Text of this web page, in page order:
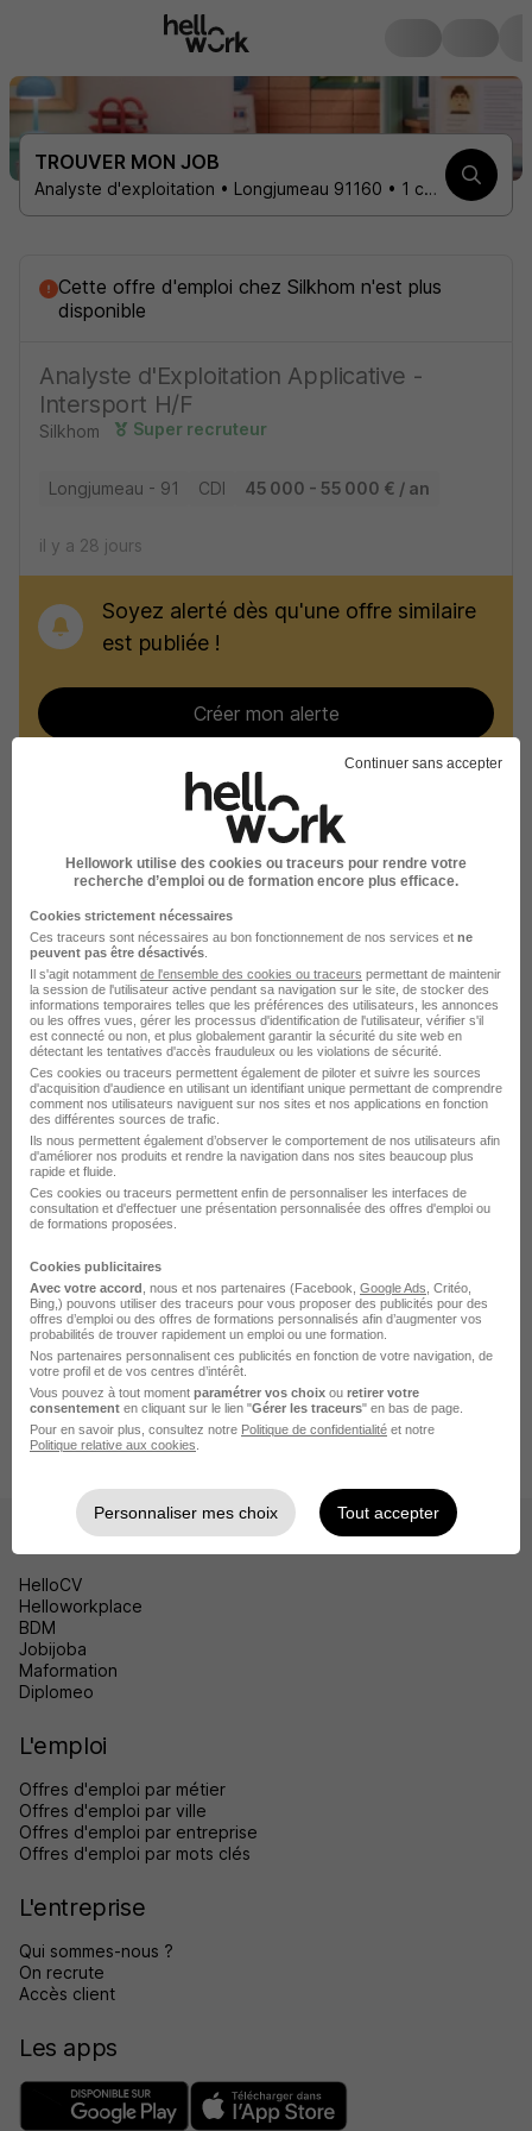
TROUVER MON JOB
Analyste d'exploitation • Longjumeau 91160 • 1 contrat
Cette offre d'emploi chez Silkhom n'est plus
disponible
Analyste d'Exploitation Applicative -
Intersport H/F
Silkhom Super recruteur
Longjumeau - 91 CDI 45 000 - 55 000 € / an
il y a 28 jours
Soyez alerté dès qu'une offre similaire
est publiée !
Créer mon alerte
Recherches similaires
Job Informatique
Job Étampes
Job Dourdan
Job Corbeil-Essonnes
Job Massy
Job Montgeron
Job Brétigny-sur-Orge
Accueil Job
Job Longjumeau
Job Informatique Longjumeau
Job Analyste d'exploitation Longjumeau
Analyste d'Exploitation Applicative - Intersport H/F
Les sites
HelloCV
Helloworkplace
BDM
Jobijoba
Maformation
Diplomeo
L'emploi
Offres d'emploi par métier
Offres d'emploi par ville
Offres d'emploi par entreprise
Offres d'emploi par mots clés
L'entreprise
Qui sommes-nous ?
On recrute
Accès client
Les apps
Continuer sans accepter
Hellowork utilise des cookies ou traceurs pour rendre votre
recherche d’emploi ou de formation encore plus efficace.
Cookies strictement nécessaires
Ces traceurs sont nécessaires au bon fonctionnement de nos services et ne
peuvent pas être désactivés
Il s'agit notamment de l'ensemble des cookies ou traceurs permettant de maintenir
la session de l'utilisateur active pendant sa navigation sur le site, de stocker des
informations temporaires telles que les préférences des utilisateurs, les annonces
ou les offres vues, gérer les processus d'identification de l'utilisateur, vérifier s'il
est connecté ou non, et plus globalement garantir la sécurité du site web en
détectant les tentatives d'accès frauduleux ou les violations de sécurité.
Ces cookies ou traceurs permettent également de piloter et suivre les sources
d'acquisition d'audience en utilisant un identifiant unique permettant de comprendre
comment nos utilisateurs naviguent sur nos sites et nos applications en fonction
des différentes sources de trafic.
Ils nous permettent également d’observer le comportement de nos utilisateurs afin
d'améliorer nos produits et rendre la navigation dans nos sites beaucoup plus
rapide et fluide.
Ces cookies ou traceurs permettent enfin de personnaliser les interfaces de
consultation et d'effectuer une présentation personnalisée des offres d'emploi ou
de formations proposées.
Cookies publicitaires
Avec votre accord , nous et nos partenaires (Facebook, Google Ads , Critéo,
Bing,) pouvons utiliser des traceurs pour vous proposer des publicités pour des
offres d’emploi ou des offres de formations personnalisés afin d’augmenter vos
probabilités de trouver rapidement un emploi ou une formation.
Nos partenaires personnalisent ces publicités en fonction de votre navigation, de
votre profil et de vos centres d’intérêt.
Vous pouvez à tout moment paramétrer vos choix ou retirer votre
consentement en cliquant sur le lien "Gérer les traceurs" en bas de page.
Pour en savoir plus, consultez notre Politique de confidentialité et notre
Politique relative aux cookies
Personnaliser mes choix Tout accepter